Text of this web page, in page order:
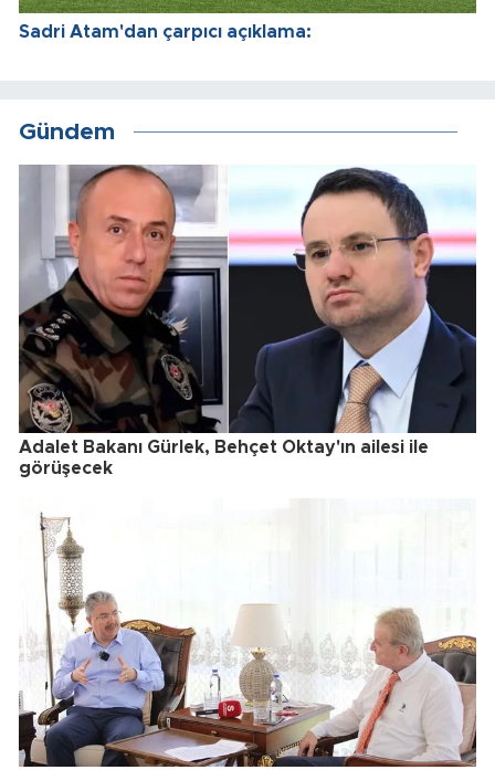
Sadri Atam'dan çarpıcı açıklama:
Gündem
Adalet Bakanı Gürlek, Behçet Oktay'ın ailesi ile
görüşecek